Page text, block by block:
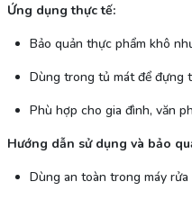
Ứng dụng thực tế:
Bảo quản thực phẩm khô
Dùng trong tủ mát để đựng
Phù hợp cho gia đình, văn
Hướng dẫn sử dụng và bảo
Dùng an toàn trong máy rửa